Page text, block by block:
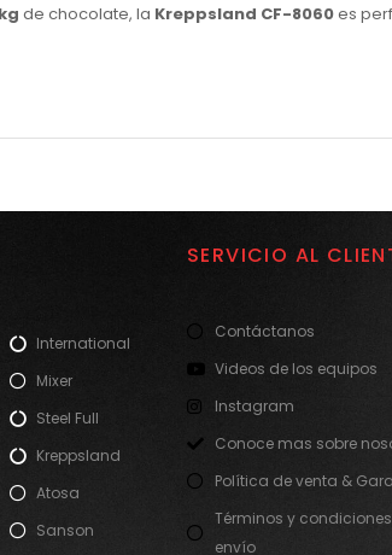
de chocolate, la Kreppsland CF-8060es
International
Mixer
Steel Full
Kreppsland
Atosa
Sanson
SERVICIO AL
Contáctanos
Videos de los equipos
Instagram
Conoce mas sobre
Política de venta &
Términos y
envío